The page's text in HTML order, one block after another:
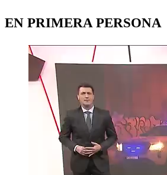
EN PRIMERA PERSONA